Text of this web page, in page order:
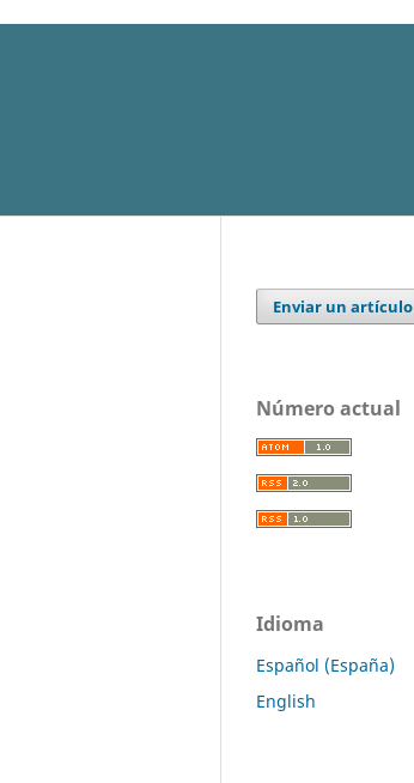
Enviar un artículo
Número actual
Idioma
Español (España)
English